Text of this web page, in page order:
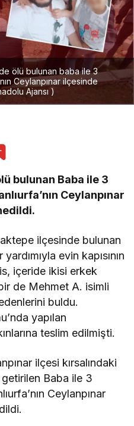
ölü bulunan baba ile 3
Ceylanpınar ilçesinde
Ajansı )
bulunan Baba ile 3
Ceylanpınar
ilçesinde bulunan
evin kapısının
içeride ikisi erkek
de Mehmet A. isimli
buldu.
yapılan
teslim edilmişti.
ilçesi kırsalındaki
Baba ile 3
Ceylanpınar